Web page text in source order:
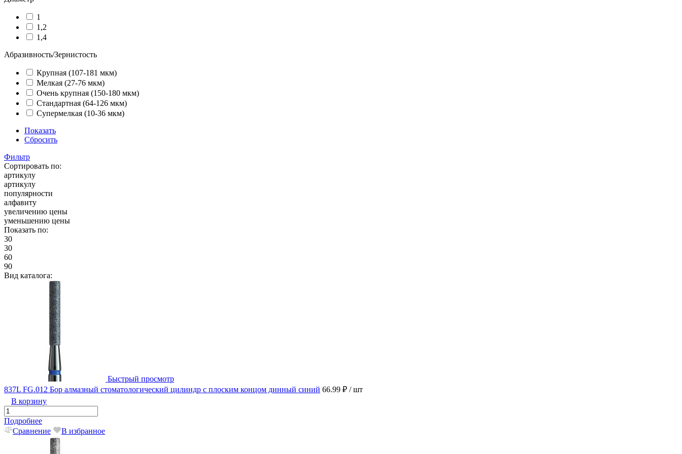
1
1,2
1,4
Абразивность/Зернистость
Крупная (107-181 мкм)
Мелкая (27-76 мкм)
Очень крупная (150-180 мкм)
Стандартная (64-126 мкм)
Супермелкая (10-36 мкм)
Показать
Сбросить
Фильтр
Сортировать по:
артикулу
артикулу
популярности
алфавиту
увеличению цены
уменьшению цены
Показать по:
30
30
60
90
Вид каталога:
Быстрый просмотр
837L FG.012 Бор алмазный стоматологический цилиндр с плоским концом динный синий 66.99 ₽ / шт
В корзину
Подробнее
Сравнение
В избранное